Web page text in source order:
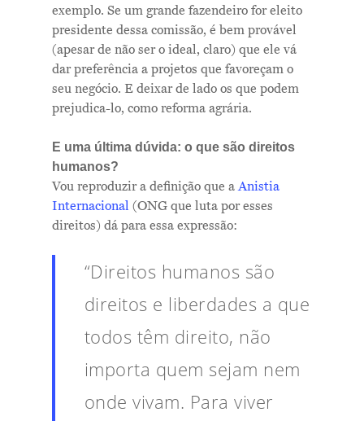
exemplo. Se um grande fazendeiro for eleito
presidente dessa comissão, é bem provável
(apesar de não ser o ideal, claro) que ele vá
dar preferência a projetos que favoreçam o
seu negócio. E deixar de lado os que podem
prejudica-lo, como reforma agrária.
E uma última dúvida: o que são direitos
humanos?
Vou reproduzira definição que aAnistia
Internacional (ONG que luta por esses
direitos) dá para essa expressão:
“Direitos humanos são
direitos e liberdades a que
todos têm direito, não
importa quem sejam nem
onde vivam. Para viver
Contatos